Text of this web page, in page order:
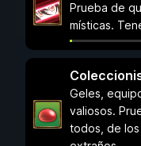
Prueba de
místicas.
Geles,
valiosos.
todos, de